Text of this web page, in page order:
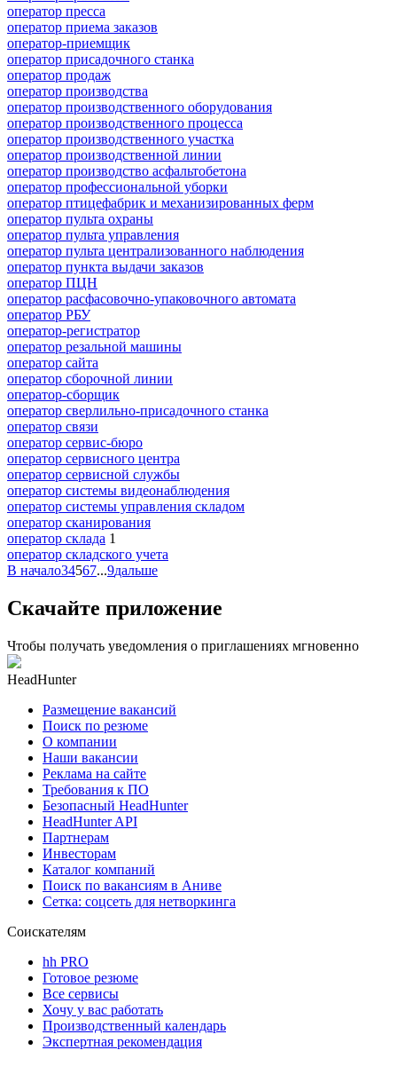
оператор пресса
оператор приема заказов
оператор-приемщик
оператор присадочного станка
оператор продаж
оператор производства
оператор производственного оборудования
оператор производственного процесса
оператор производственного участка
оператор производственной линии
оператор производство асфальтобетона
оператор профессиональной уборки
оператор птицефабрик и механизированных ферм
оператор пульта охраны
оператор пульта управления
оператор пульта централизованного наблюдения
оператор пункта выдачи заказов
оператор ПЦН
оператор расфасовочно-упаковочного автомата
оператор РБУ
оператор-регистратор
оператор резальной машины
оператор сайта
оператор сборочной линии
оператор-сборщик
оператор сверлильно-присадочного станка
оператор связи
оператор сервис-бюро
оператор сервисного центра
оператор сервисной службы
оператор системы видеонаблюдения
оператор системы управления складом
оператор сканирования
оператор склада 1
оператор складского учета
В начало34567...9дальше
Скачайте приложение
Чтобы получать уведомления о приглашениях мгновенно
HeadHunter
Размещение вакансий
Поиск по резюме
О компании
Наши вакансии
Реклама на сайте
Требования к ПО
Безопасный HeadHunter
HeadHunter API
Партнерам
Инвесторам
Каталог компаний
Поиск по вакансиям в Аниве
Сетка: соцсеть для нетворкинга
Соискателям
hh PRO
Готовое резюме
Все сервисы
Хочу у вас работать
Производственный календарь
Экспертная рекомендация